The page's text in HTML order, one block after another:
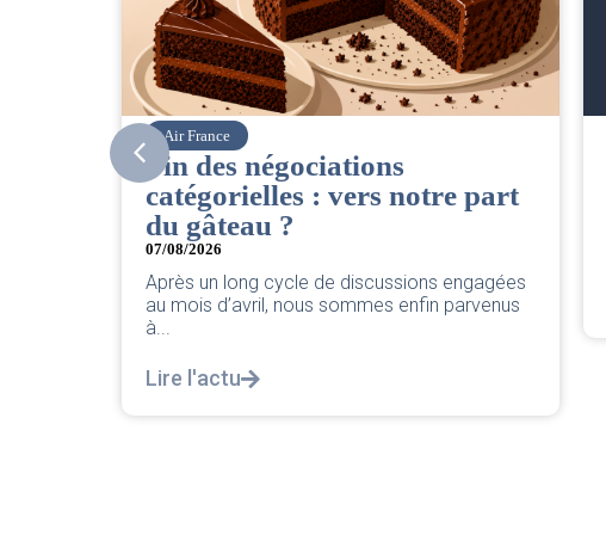
Corsair
CSE. Juillet 2026
06/08/2026| ACCÈS RESTREINT
Retrouvez le compte rendu du CSE de juillet
2026 par votre équipe SNPNC-FO Corsair. ...
Lire l'actu